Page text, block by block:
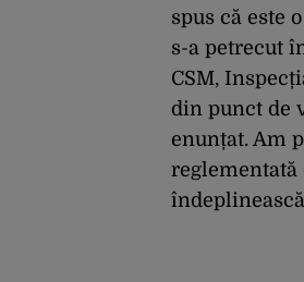
spus că este
s-a petrecut
CSM,
din punct de
enunțat. Am
reglementată